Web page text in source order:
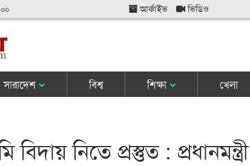
আর্কাইভ ভিডিও
সারাদেশ বিশ্ব শিক্ষা খেলা
বিদায় নিতে প্রস্তুত : প্রধানমন্ত্রী